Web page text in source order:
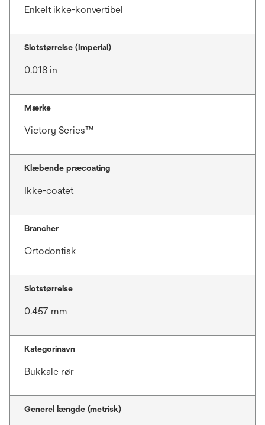
Enkelt ikke-konvertibel
Slotstørrelse (Imperial)
0.018 in
Mærke
Victory Series™
Klæbende præcoating
Ikke-coatet
Brancher
Ortodontisk
Slotstørrelse
0.457 mm
Kategorinavn
Bukkale rør
Generel længde (metrisk)